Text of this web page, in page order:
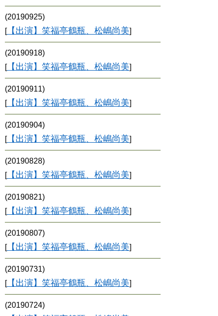
(20190925)
[【出演】笑福亭鶴瓶、松嶋尚美]
(20190918)
[【出演】笑福亭鶴瓶、松嶋尚美]
(20190911)
[【出演】笑福亭鶴瓶、松嶋尚美]
(20190904)
[【出演】笑福亭鶴瓶、松嶋尚美]
(20190828)
[【出演】笑福亭鶴瓶、松嶋尚美]
(20190821)
[【出演】笑福亭鶴瓶、松嶋尚美]
(20190807)
[【出演】笑福亭鶴瓶、松嶋尚美]
(20190731)
[【出演】笑福亭鶴瓶、松嶋尚美]
(20190724)